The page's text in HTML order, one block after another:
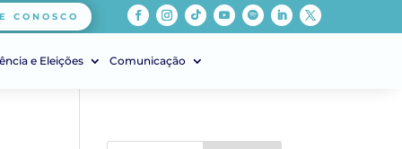
CONOSCO
e Eleições Comunicação